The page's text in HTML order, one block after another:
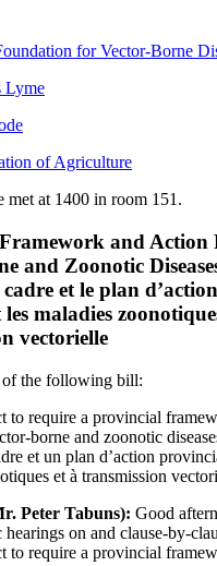
for Vector-Borne
Lyme
of Agriculture
met at 1400 in room 151.
and Action
and Zoonotic
cadre et le plan
maladies
vectorielle
of the following bill:
to require a provincial
borne and zoonotic
et un plan d’action
et à transmission
Peter Tabuns): Good
on and clause-by-
to require a provincial